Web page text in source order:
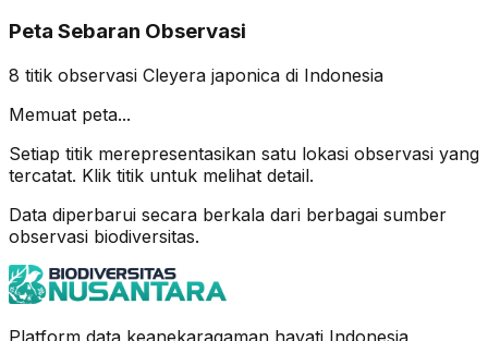
Peta Sebaran Observasi
8 titik observasi Cleyera japonica di Indonesia
Memuat peta...
Setiap titik merepresentasikan satu lokasi observasi yang
tercatat. Klik titik untuk melihat detail.
Data diperbarui secara berkala dari berbagai sumber
observasi biodiversitas.
Platform data keanekaragaman hayati Indonesia